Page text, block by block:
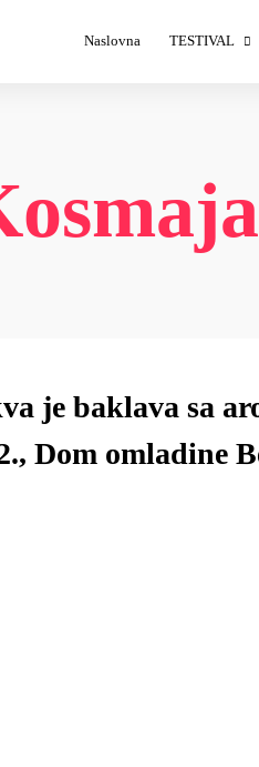
Naslovna TESTIVAL
Savet
je baklava sa
Dom omladine